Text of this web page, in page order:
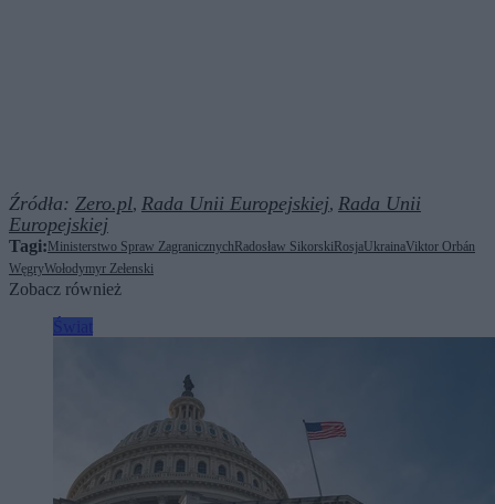
Źródła: Zero.pl, Rada Unii Europejskiej, Rada Unii
Europejskiej
Tagi: Ministerstwo Spraw Zagranicznych Radosław Sikorski RosjaUkrainaViktor Orbán
WęgryWołodymyr Zełenski
Zobacz również